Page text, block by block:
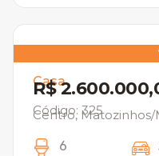
Casa
R$
Código: 325
Centro, Matozinhos/
6